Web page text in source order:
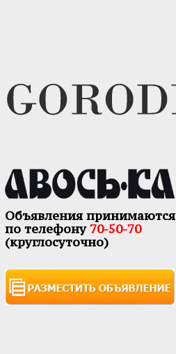
Объявления принимаются
по телефону70-50-70
(круглосуточно)